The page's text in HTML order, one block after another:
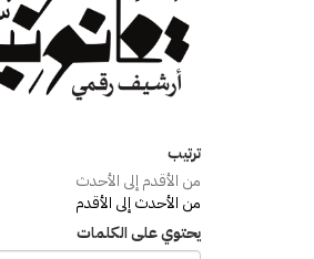
ترتيب
من الأقدم إلى الأحدث
من الأحدث إلى الأقدم
يحتوي على الكلمات